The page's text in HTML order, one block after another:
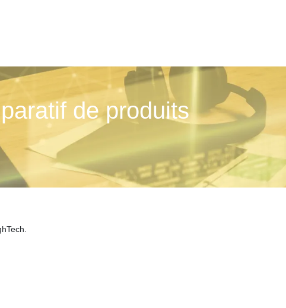
de produits